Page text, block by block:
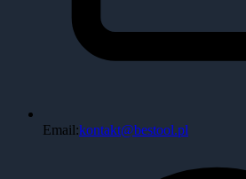
Email:kontakt@bestool.pl